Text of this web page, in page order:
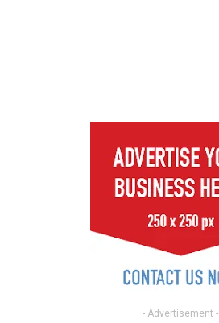
- Advertisement -